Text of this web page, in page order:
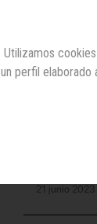
21 junio 2023
Utilizamos
un perfil elaborado